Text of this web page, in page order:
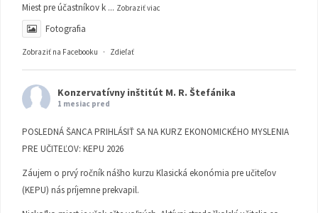
Miest pre účastníkov k ... Zobraziť viac
Fotografia
Zobraziť na Facebooku · Zdieľať
Konzervatívny inštitút M. R. Štefánika
1 mesiac pred
POSLEDNÁ ŠANCA PRIHLÁSIŤ SA NA KURZ EKONOMICKÉHO MYSLENIA
PRE UČITEĽOV: KEPU 2026
Záujem o prvý ročník nášho kurzu Klasická ekonómia pre učiteľov
(KEPU) nás príjemne prekvapil.